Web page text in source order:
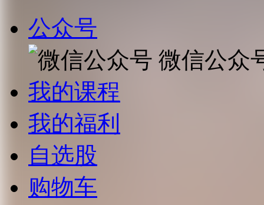
公众号
微信公众
我的课程
我的福利
自选股
购物车